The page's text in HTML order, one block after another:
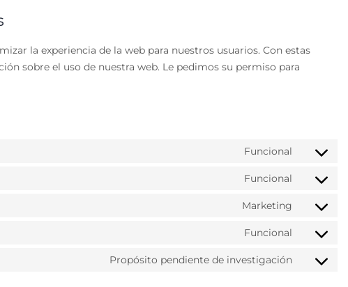
la experiencia de la web para nuestros usuarios. Con estas
sobre el uso de nuestra web. Le pedimos su permiso para
Funcional
Consent
complianz
Funcional
Consent
wordpress
Marketing
Consent
google-
Funcional
Consent
Propósito pendiente de investigación
Consent